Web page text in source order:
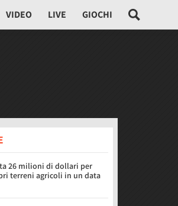
VIDEO LIVE GIOCHI
26 milioni di dollari per
terreni agricoli in un data